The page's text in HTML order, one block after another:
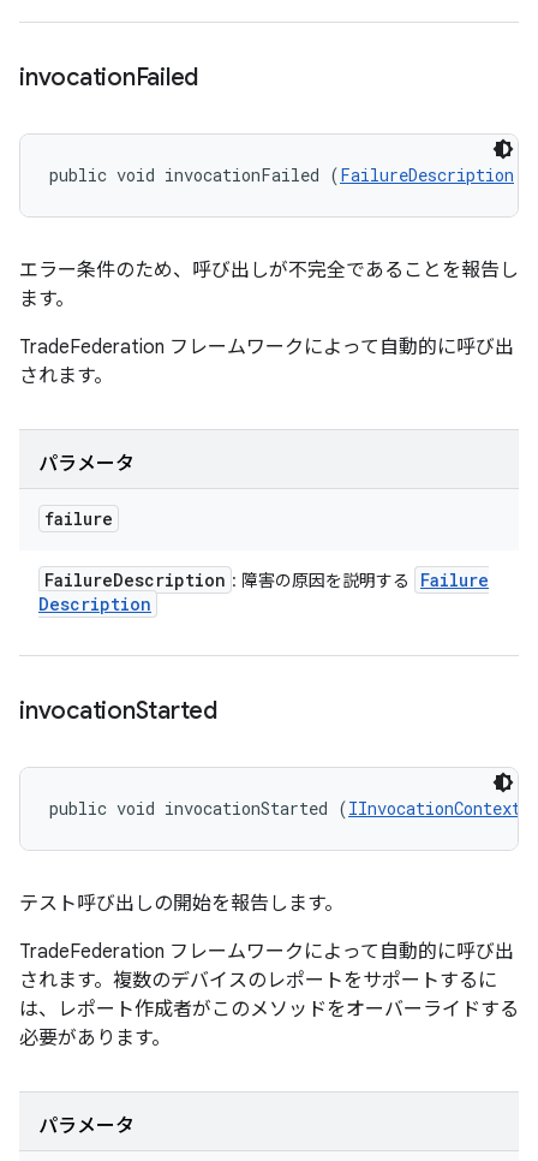
invocationFailed
public void invocationFailed (FailureDescription
エラー条件のため、呼び出しが不完全であることを報告し
ます。
TradeFederation フレームワークによって自動的に呼び出
されます。
パラメータ
failure
FailureDescription : 障害の原因を説明する
Failure
Description
invocationStarted
public void invocationStarted (IInvocationContext
テスト呼び出しの開始を報告します。
TradeFederation フレームワークによって自動的に呼び出
されます。複数のデバイスのレポートをサポートするに
は、レポート作成者がこのメソッドをオーバーライドする
必要があります。
パラメータ